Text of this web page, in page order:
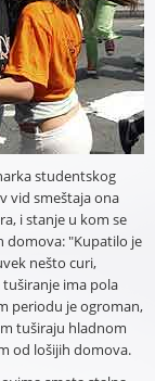
studentskog
vid smeštaja ona
i stanje u kom se
domova: "Kupatilo je
nešto curi,
tuširanje ima pola
periodu je ogroman,
tuširaju hladnom
od lošijih domova.